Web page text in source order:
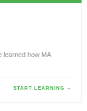
learned how MA
START LEARNING →